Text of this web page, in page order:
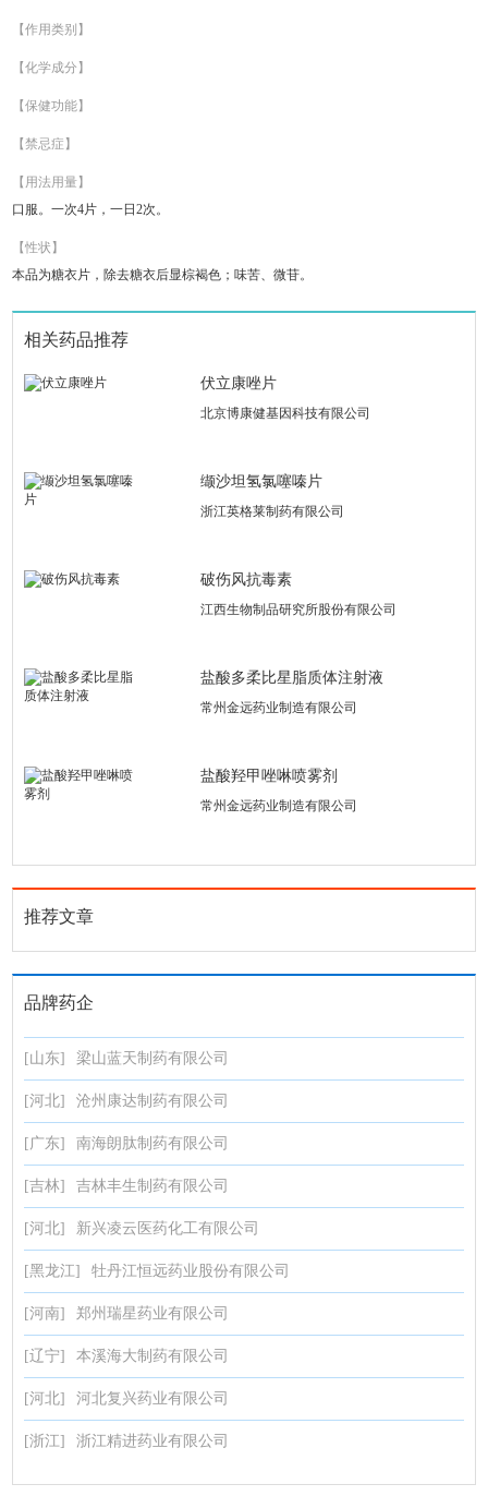
【作用类别】
【化学成分】
【保健功能】
【禁忌症】
【用法用量】
口服。一次4片，一日2次。
【性状】
本品为糖衣片，除去糖衣后显棕褐色；味苦、微苷。
相关药品推荐
伏立康唑片
北京博康健基因科技有限公司
缬沙坦氢氯噻嗪片
浙江英格莱制药有限公司
破伤风抗毒素
江西生物制品研究所股份有限公司
盐酸多柔比星脂质体注射液
常州金远药业制造有限公司
盐酸羟甲唑啉喷雾剂
常州金远药业制造有限公司
推荐文章
品牌药企
[山东] 梁山蓝天制药有限公司
[河北] 沧州康达制药有限公司
[广东] 南海朗肽制药有限公司
[吉林] 吉林丰生制药有限公司
[河北] 新兴凌云医药化工有限公司
[黑龙江] 牡丹江恒远药业股份有限公司
[河南] 郑州瑞星药业有限公司
[辽宁] 本溪海大制药有限公司
[河北] 河北复兴药业有限公司
[浙江] 浙江精进药业有限公司